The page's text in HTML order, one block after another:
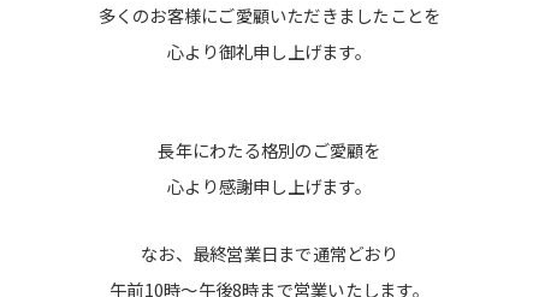
多くのお客様にご愛顧いただきましたことを
心より御礼申し上げます。
長年にわたる格別のご愛顧を
心より感謝申し上げます。
なお、最終営業日まで通常どおり
午前10時～午後8時まで営業いたします。